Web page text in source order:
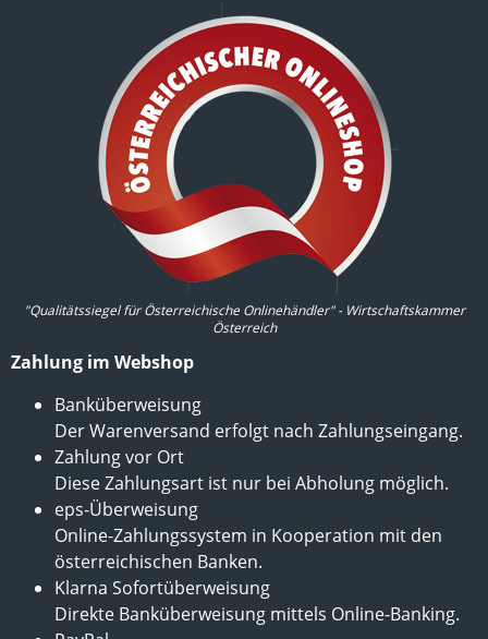
"Qualitätssiegel für Österreichische Onlinehändler" - Wirtschaftskammer
Österreich
Zahlung im Webshop
Banküberweisung
Der Warenversand erfolgt nach Zahlungseingang.
Zahlung vor Ort
Diese Zahlungsart ist nur bei Abholung möglich.
eps-Überweisung
Online-Zahlungssystem in Kooperation mit den
österreichischen Banken.
Klarna Sofortüberweisung
Direkte Banküberweisung mittels Online-Banking.